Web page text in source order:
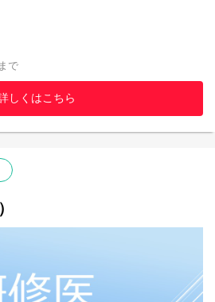
者
式（HPよりダウンロードしてくださ
字病院 人事課人事労務係宛 に郵送く
で
しくはこちら